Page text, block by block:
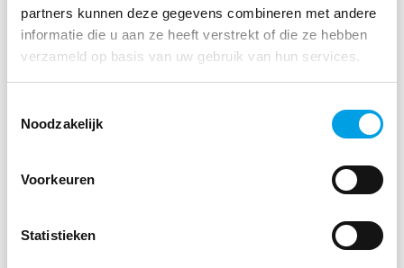
partners kunnen deze gegevens combineren met andere
informatie die u aan ze heeft verstrekt of die ze hebben
verzameld op basis van uw gebruik van hun services.
Noodzakelijk
Voorkeuren
Statistieken